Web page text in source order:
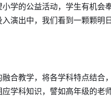
学的公益活动，学生有机会
演出中，我们看到一颗颗明日
合教学，将各学科特点结合，
学科知识，譬如高年级的老